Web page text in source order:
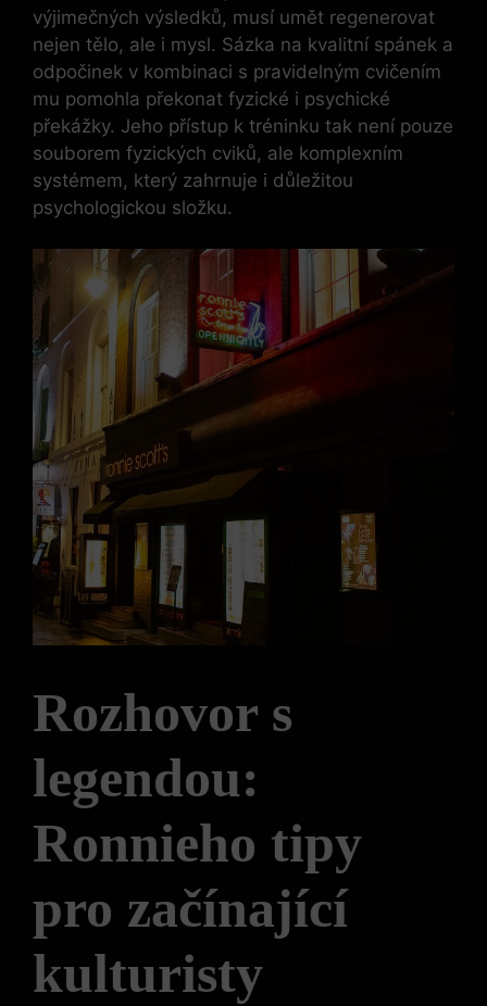
výjimečných výsledků, musí umět regenerovat
nejen tělo, ale i mysl. Sázka na kvalitní spánek a
odpočinek v kombinaci s pravidelným cvičením
mu pomohla překonat fyzické i psychické
překážky. Jeho přístup k tréninku tak není pouze
souborem fyzických cviků, ale komplexním
systémem, který zahrnuje i důležitou
psychologickou složku.
Rozhovor s
legendou:
Ronnieho tipy
pro začínající
kulturisty